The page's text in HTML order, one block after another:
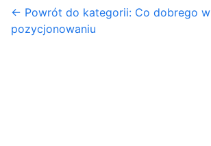
← Powrót do kategorii: Co dobrego w
pozycjonowaniu